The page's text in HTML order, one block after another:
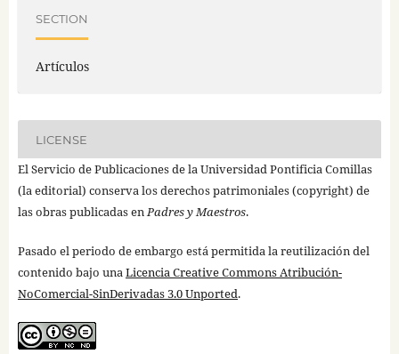
SECTION
Artículos
LICENSE
El Servicio de Publicaciones de la Universidad Pontificia Comillas
(la editorial) conserva los derechos patrimoniales (copyright) de
las obras publicadas enPadres y Maestros.
Pasado el periodo de embargo está permitida la reutilización del
contenido bajo unaLicencia Creative Commons Atribución-
NoComercial-SinDerivadas 3.0 Unported.